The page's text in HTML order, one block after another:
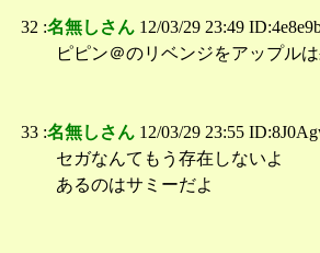
32 :名無しさん 12/03/29 23:49
ピピン＠のリベンジをアップル
33 :名無しさん 12/03/29 23:55
セガなんてもう存在しないよ
あるのはサミーだよ